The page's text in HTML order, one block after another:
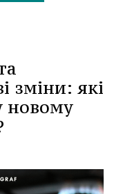
зміни: які
новому